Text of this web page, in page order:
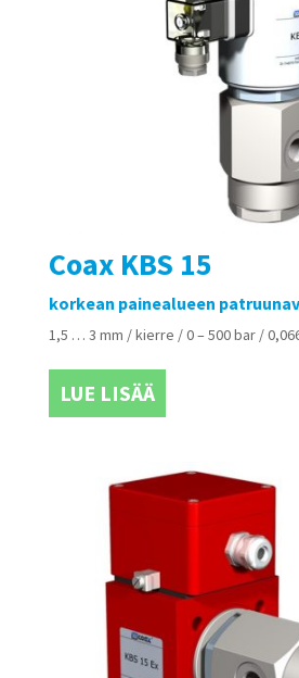
Coax KBS 15
korkean painealueen
1,5 … 3 mm / kierre / 0 – 500 bar /
LUE LISÄÄ